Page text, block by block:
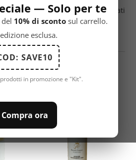
— Solo per te
10% di scontosul carrello.
esclusa.
SAVE10
in promozione e "Kit".
Compra ora
Visualizzazione di 3 risultati